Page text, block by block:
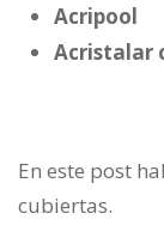
Acripool
Acristalar
En este post
cubiertas.